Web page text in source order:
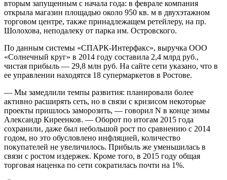
вторым запущенным с начала года: в феврале компания
открыла магазин площадью около 950 кв. м в двухэтажном
торговом центре, также принадлежащем ретейлеру, на пр.
Шолохова, неподалеку от парка им. Островского.
По данным системы «СПАРК-Интерфакс», выручка ООО
«Солнечный круг» в 2014 году составила 2,4 млрд руб.,
чистая прибыль — 29,8 млн руб. На сайте сети указано, что в
ее управлении находятся 18 супермаркетов в Ростове.
— Мы замедлили темпы развития: планировали более
активно расширять сеть, но в связи с кризисом некоторые
проекты пришлось заморозить, — говорил N в конце зимы
Александр Киреенков. — Оборот по итогам 2015 года
сохранили, даже был небольшой рост по сравнению с 2014
годом, но это обусловлено инфляцией, количество
покупателей не увеличилось. Прибыль же уменьшилась в
связи с ростом издержек. Кроме того, в 2015 году общая
торговая наценка по сети сократилась почти на 1%.